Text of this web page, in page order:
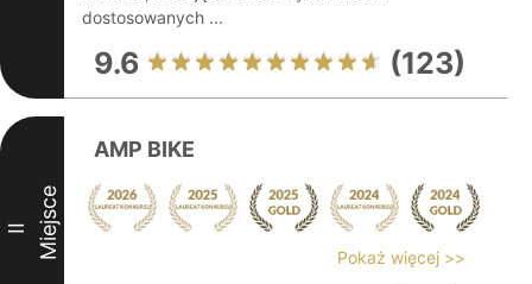
dostosowanych ...
9.6 (123)
II Miejsce
AMP BIKE
Pokaż więcej >>